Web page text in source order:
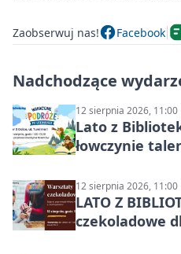
Zaobserwuj nas! Facebook
Nadchodzące
12 sierpnia 2026, 11:00
Lato z
łowczynie
12 sierpnia 2026, 11:00
LATO Z
czekoladowe